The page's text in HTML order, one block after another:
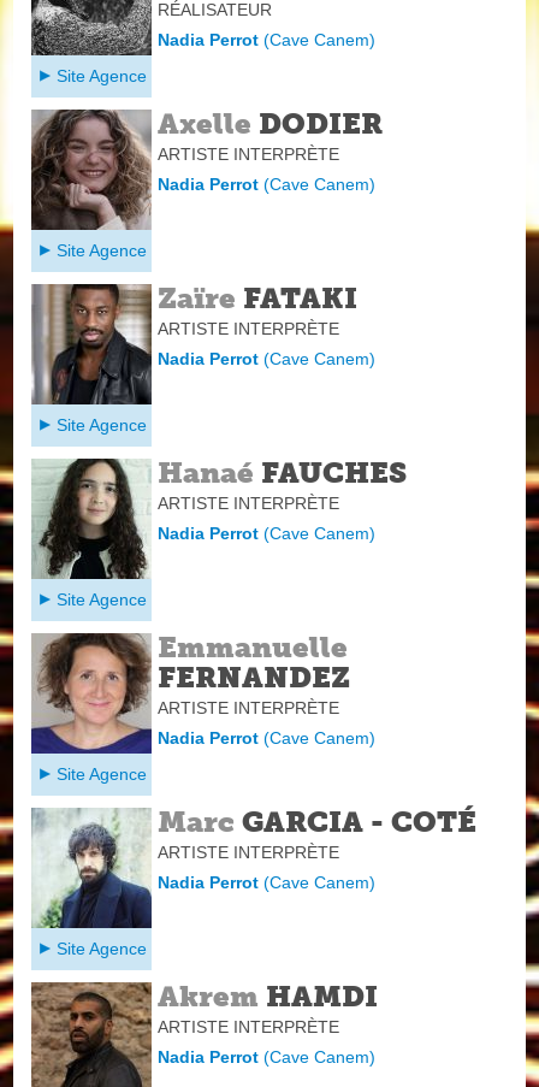
RÉALISATEUR
Nadia Perrot(Cave Canem)
Site Agence
Axelle DODIER
ARTISTE INTERPRÈTE
Nadia Perrot(Cave Canem)
Site Agence
Zaïre FATAKI
ARTISTE INTERPRÈTE
Nadia Perrot(Cave Canem)
Site Agence
Hanaé FAUCHES
ARTISTE INTERPRÈTE
Nadia Perrot(Cave Canem)
Site Agence
Emmanuelle
FERNANDEZ
ARTISTE INTERPRÈTE
Nadia Perrot(Cave Canem)
Site Agence
Marc GARCIA - COTÉ
ARTISTE INTERPRÈTE
Nadia Perrot(Cave Canem)
Site Agence
Akrem HAMDI
ARTISTE INTERPRÈTE
Nadia Perrot(Cave Canem)